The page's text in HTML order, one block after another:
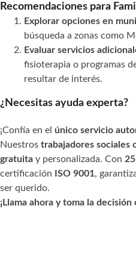
Recomendaciones para
Explorar opciones en
búsqueda a zonas como
Evaluar servicios
fisioterapia o programas
resultar de interés.
¿Necesitas ayuda experta?
¡Confía en el único servicio
Nuestros trabajadores sociales
gratuita y personalizada. Con
certificación
ISO 9001,
ser querido.
¡Llama ahora y toma la